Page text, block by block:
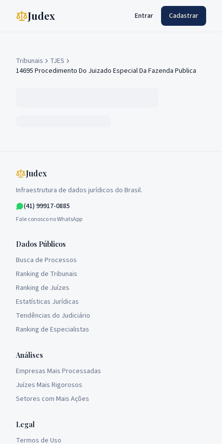
Judex Entrar Cadastrar
Tribunais
TJES
14695 Procedimento Do Juizado Especial Da Fazenda Publica
Judex
Infraestrutura de dados jurídicos do Brasil.
(41) 99917-0885
Fale conosco no WhatsApp
Dados Públicos
Busca de Processos
Ranking de Tribunais
Ranking de Juízes
Estatísticas Jurídicas
Tendências do Judiciário
Ranking de Especialistas
Análises
Empresas Mais Processadas
Juízes Mais Rigorosos
Setores com Mais Ações
Legal
Termos de Uso